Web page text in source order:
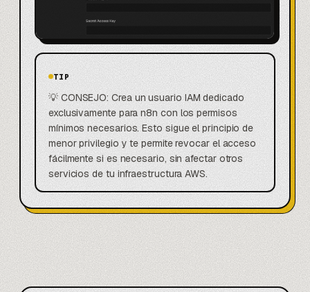
TIP
💡 CONSEJO: Crea un usuario IAM dedicado
exclusivamente para n8n con los permisos
mínimos necesarios. Esto sigue el principio de
menor privilegio y te permite revocar el acceso
fácilmente si es necesario, sin afectar otros
servicios de tu infraestructura AWS.